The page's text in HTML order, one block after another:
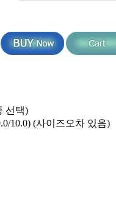
선택)
10.0) (사이즈오차 있음)